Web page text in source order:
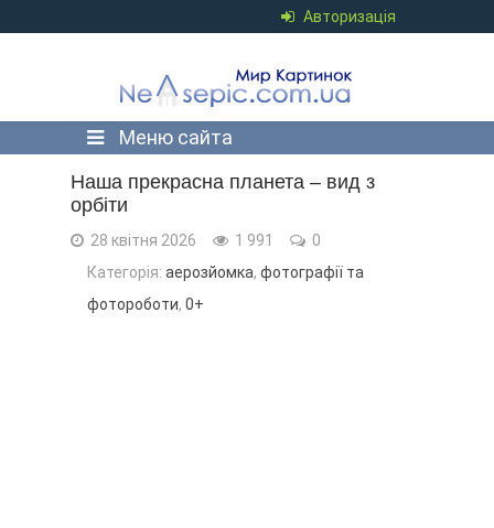
Авторизація
Меню сайта
Наша прекрасна планета – вид з
орбіти
28 квітня 2026 1 991
0
Категорія: аерозйомка, фотографії та
фотороботи, 0+